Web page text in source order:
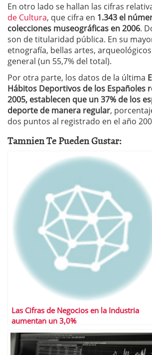
En otro lado se hallan las cifras
de Cultura, que cifra en 1.343 el
colecciones museográficas en 2006.
son de titularidad pública. En su
etnografía, bellas artes,
general (un 55,7% del total).
Por otra parte, los datos de la última
Hábitos Deportivos de los Españoles
2005, establecen que un 37% de los
deporte de manera regular,
dos puntos al registrado en el año
Tamnien Te Pueden Gustar:
Las Cifras de Negocios en la Industria
aumentan un 3,0%